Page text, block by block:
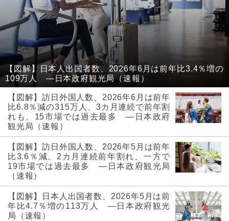
【図解】日本人出国者数、2026年6月は前年比3.4％増の
109万人 ―日本政府観光局（速報）
【図解】訪日外国人数、2026年6月は前年
比6.8％減の315万人、3カ月連続で前年割
れも、15市場では過去最多 ―日本政府
観光局（速報）
【図解】訪日外国人数、2026年5月は前年
比3.6％減、2カ月連続前年割れ、一方で
19市場では過去最多 ―日本政府観光局
（速報）
【図解】日本人出国者数、2026年5月は前
年比4.7％増の113万人 ―日本政府観光
局（速報）